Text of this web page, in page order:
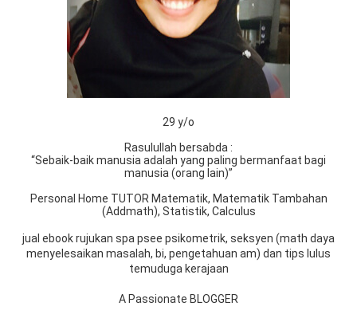
29 y/o
Rasulullah bersabda :
“Sebaik-baik manusia adalah yang paling bermanfaat bagi
manusia (orang lain)”
Personal Home TUTOR Matematik, Matematik Tambahan
(Addmath), Statistik, Calculus
jual ebook rujukan spa psee psikometrik, seksyen (math daya
menyelesaikan masalah, bi, pengetahuan am) dan tips lulus
temuduga kerajaan
A Passionate BLOGGER